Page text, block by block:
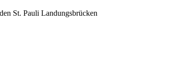
St. Pauli Landungsbrücken